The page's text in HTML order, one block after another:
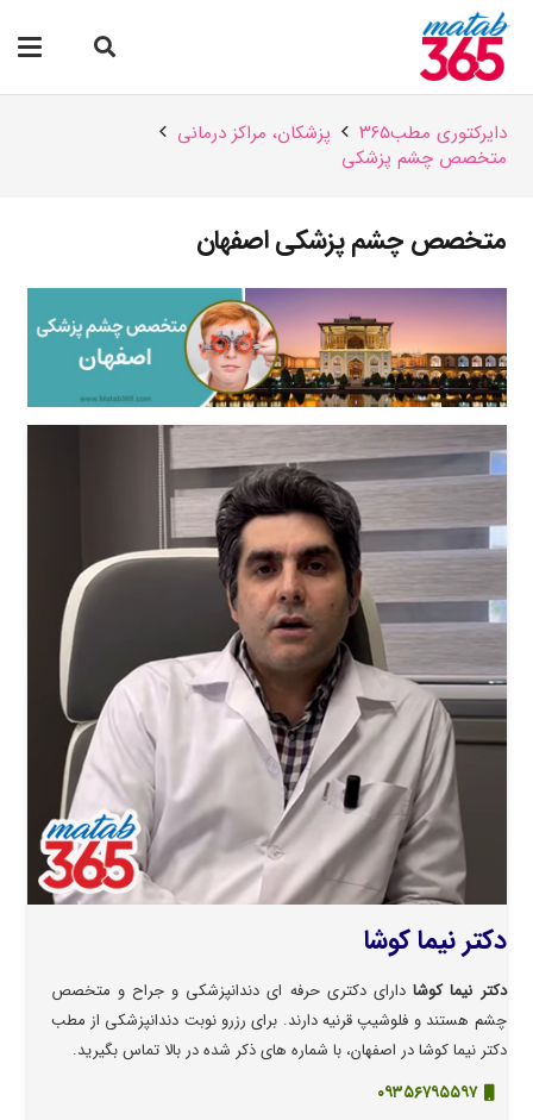
دایرکتوری مطب۳۶۵
پزشکان،‌ مراکز درمانی
متخصص چشم پزشکی
متخصص چشم پزشکی اصفهان
دکتر نیما کوشا
دکتر نیما کوشادارای دکتری حرفه ای دندانپزشکی و جراح و متخصص
چشم هستند و فلوشیپ قرنیه دارند. برای رزرو نوبت دندانپزشکی از مطب
دکتر نیما کوشا در اصفهان، با شماره های ذکر شده در بالا تماس بگیرید.
۰۹۳۵۶۷۹۵۵۹۷